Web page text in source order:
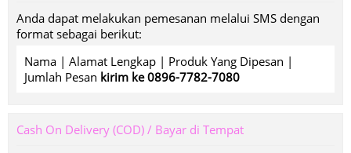
Anda dapat melakukan pemesanan melalui SMS dengan
format sebagai berikut:
Nama | Alamat Lengkap | Produk Yang Dipesan |
Jumlah Pesan kirim ke 0896-7782-7080
Cash On Delivery (COD) / Bayar di Tempat